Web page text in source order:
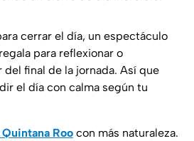
cerrar el día, un espectáculo
para reflexionar o
final de la jornada. Así que
el día con calma según tu
Roo con más naturaleza.